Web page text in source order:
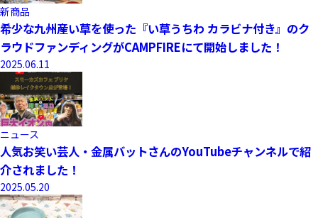
新商品
希少な九州産い草を使った『い草うちわ カラビナ付き』のク
ラウドファンディングがCAMPFIREにて開始しました！
2025.06.11
ニュース
人気お笑い芸人・金属バットさんのYouTubeチャンネルで紹
介されました！
2025.05.20